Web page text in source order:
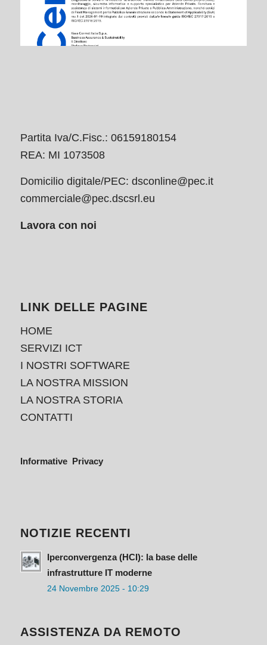
Partita Iva/C.Fisc.: 06159180154
REA: MI 1073508
Domicilio digitale/PEC: dsconline@pec.it
commerciale@pec.dscsrl.eu
Lavora con noi
LINK DELLE PAGINE
HOME
SERVIZI ICT
I NOSTRI SOFTWARE
LA NOSTRA MISSION
LA NOSTRA STORIA
CONTATTI
Informative Privacy
NOTIZIE RECENTI
Iperconvergenza (HCI): la base delle
infrastrutture IT moderne
24 Novembre 2025 - 10:29
ASSISTENZA DA REMOTO